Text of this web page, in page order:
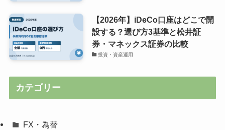
【2026年】iDeCo口座はどこで開
設する？選び方3基準と松井証
券・マネックス証券の比較
投資・資産運用
カテゴリー
FX・為替